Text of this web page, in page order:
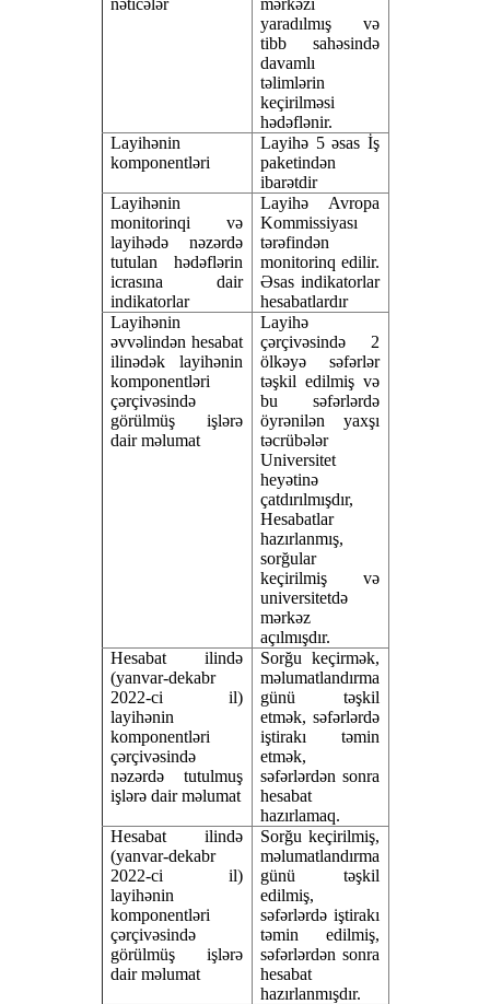
yaradılmış və
tibb sahəsində
davamlı
təlimlərin
keçirilməsi
hədəflənir.
Layihənin
komponentləri
Layihə 5 əsas İş
paketindən
ibarətdir
Layihənin
monitorinqi və
layihədə nəzərdə
tutulan hədəflərin
icrasına dair
indikatorlar
Layihə Avropa
Kommissiyası
tərəfindən
monitorinq edilir.
Əsas indikatorlar
hesabatlardır
Layihənin
əvvəlindən hesabat
ilinədək
layihənin
komponentləri
çərçivəsində
görülmüş işlərə
dair məlumat
Layihə
çərçivəsində 2
ölkəyə səfərlər
təşkil edilmiş və
bu səfərlərdə
öyrənilən yaxşı
təcrübələr
Universitet
heyətinə
çatdırılmışdır,
Hesabatlar
hazırlanmış,
sorğular
keçirilmiş və
universitetdə
mərkəz
açılmışdır.
Hesabat ilində
(yanvar-dekabr
2022-ci il)
layihənin
komponentləri
çərçivəsində
nəzərdə tutulmuş
işlərə dair məlumat
Sorğu keçirmək,
məlumatlandırma
günü təşkil
etmək, səfərlərdə
iştirakı təmin
etmək,
səfərlərdən sonra
hesabat
hazırlamaq.
Hesabat ilində
(yanvar-dekabr
2022-ci il)
layihənin
komponentləri
çərçivəsində
görülmüş işlərə
dair məlumat
Sorğu keçirilmiş,
məlumatlandırma
günü təşkil
edilmiş,
səfərlərdə iştirakı
təmin edilmiş,
səfərlərdən sonra
hesabat
hazırlanmışdır.